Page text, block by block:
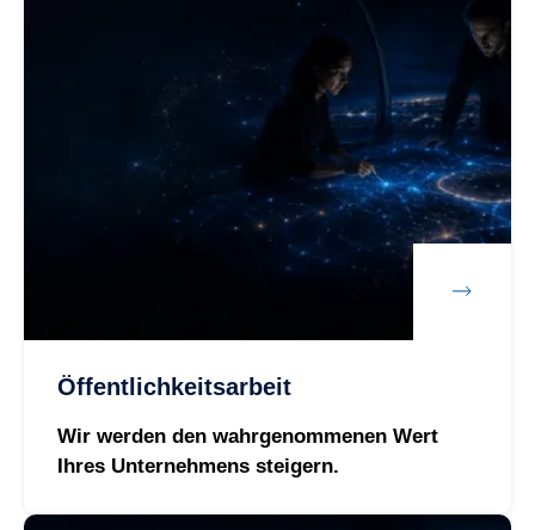
Öffentlichkeitsarbeit
Wir werden den wahrgenommenen Wert
Ihres Unternehmens steigern.